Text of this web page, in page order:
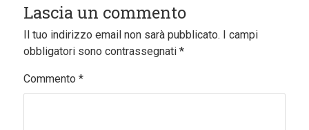
Lascia un commento
Il tuo indirizzo email non sarà pubblicato. I campi
obbligatori sono contrassegnati *
Commento *